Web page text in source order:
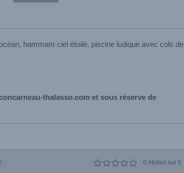
hammam ciel étoilé, piscine ludique avec cols de
thalasso.com et sous réserve de
: 0 étoiles sur 5